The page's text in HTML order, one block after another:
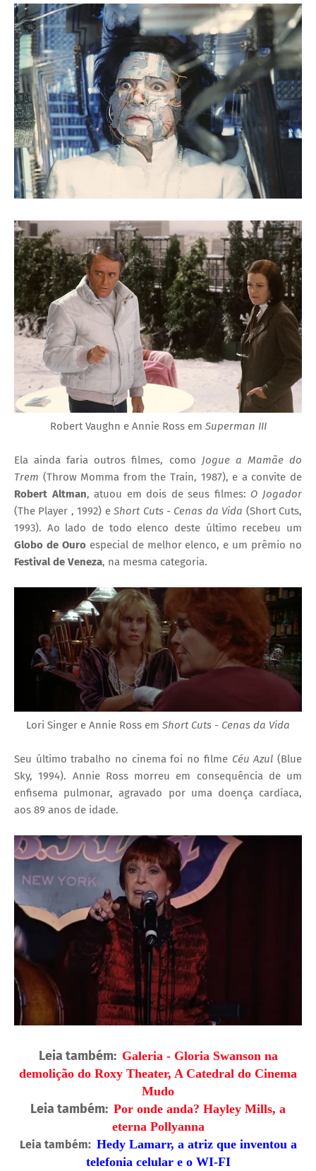
Robert Vaughn e Annie Ross em Superman III
Ela ainda faria outros filmes, como Jogue a Mamãe do
Trem (Throw Momma from the Train, 1987), e a convite de
Robert Altman, atuou em dois de seus filmes: O Jogador
(The Player , 1992) eShort Cuts - Cenas da Vida (Short Cuts,
1993). Ao lado de todo elenco deste último recebeu um
Globo de Ouroespecial de melhor elenco, e um prêmio no
Festival de Veneza, na mesma categoria.
Lori Singer e Annie Ross em Short Cuts - Cenas da Vida
Seu último trabalho no cinema foi no filme Céu Azul(Blue
Sky, 1994). Annie Ross morreu em consequência de um
enfisema pulmonar, agravado por uma doença cardíaca,
aos 89 anos de idade.
Leia também: Galeria - Gloria Swanson na
demolição do Roxy Theater, A Catedral do Cinema
Mudo
Leia também: Por onde anda? Hayley Mills, a
eterna Pollyanna
Leia também: Hedy Lamarr, a atriz que inventou a
telefonia celular e o WI-FI